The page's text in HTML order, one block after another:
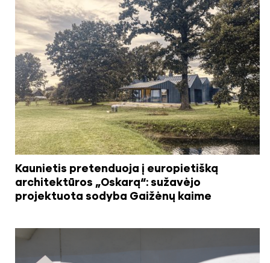
Kaunietis pretenduoja į europietišką
architektūros „Oskarą“: sužavėjo
projektuota sodyba Gaižėnų kaime